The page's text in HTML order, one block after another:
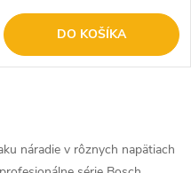
DO KOŠÍKA
náradie v rôznych napätiach